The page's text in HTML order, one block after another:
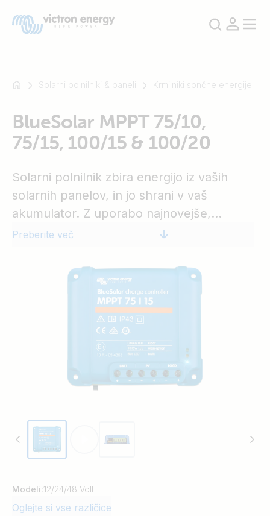
primer
Multiplus-
Orion
XS
SmartShunt
Solarni polnilniki & paneli Krmilniki sončne energije
BlueSolar MPPT 75/10,
75/15, 100/15 & 100/20
Solarni polnilnik zbira energijo iz vaših
solarnih panelov, in jo shrani v vaš
akumulator. Z uporabo najnovejše,
najhitrejše tehnologije, BlueSolar povečuje
tako da v najkrajšem možnem času
doseže polni naboj. BlueSolar vzdržuje
stanje akumulatorja in podaljšuje njegovo
življenjsko dobo.
Preberite več
Modeli:12/24/48 Volt
Oglejte si vse različice